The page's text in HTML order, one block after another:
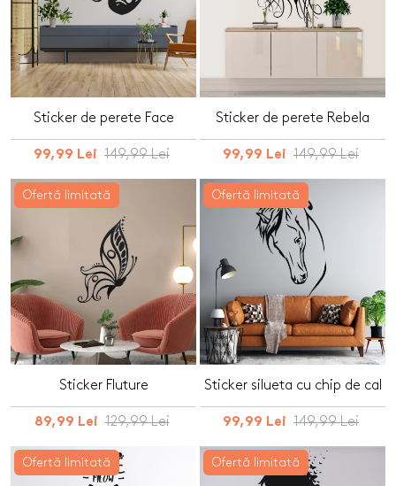
Sticker de perete Face
99,99 Lei 149,99 Lei
Sticker de perete Rebela
99,99 Lei 149,99 Lei
Ofertă limitată
Sticker Fluture
89,99 Lei 129,99 Lei
Ofertă limitată
Sticker silueta cu chip de cal
99,99 Lei 149,99 Lei
Ofertă limitată Ofertă limitată